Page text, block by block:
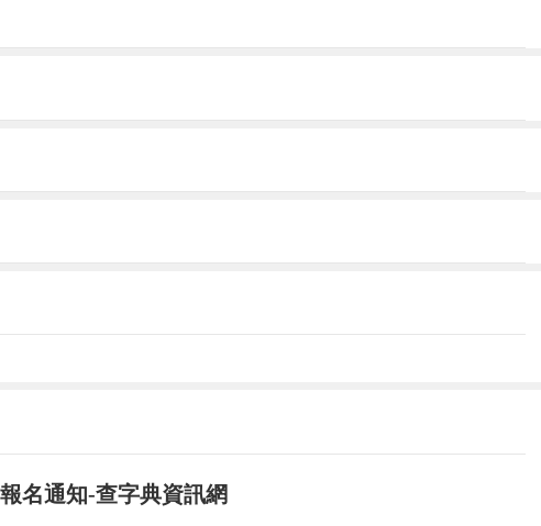
名通知-查字典資訊網